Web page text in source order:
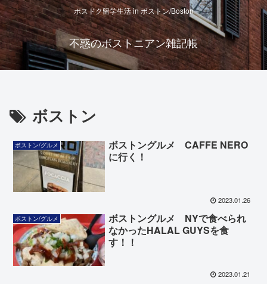
ポスドク留学生活 in ボストン/Boston
不惑のボストニアン雑記帳
ボストン
ボストン/グルメ
ボストングルメ CAFFE NERO
に行く！
2023.01.26
ボストン/グルメ
ボストングルメ NYで食べられ
なかったHALAL GUYSを食
す！！
2023.01.21